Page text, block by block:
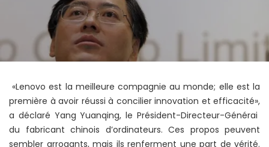
«Lenovo est la meilleure compagnie au monde; elle est la
première à avoir réussi à concilier innovation et efficacité»,
a déclaré Yang Yuanqing, le Président-Directeur-Générai
du fabricant chinois d’ordinateurs. Ces propos peuvent
sembler arrogants, mais ils renferment une part de vérité.